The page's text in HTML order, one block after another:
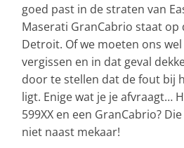
goed past in de straten van
Maserati GranCabrio staat op
Detroit. Of we moeten ons
vergissen en in dat geval
door te stellen dat de fout bij
ligt. Enige wat je je afvraagt…
599XX en een GranCabrio?
niet naast mekaar!